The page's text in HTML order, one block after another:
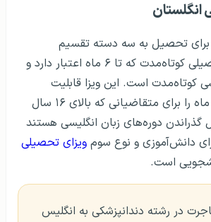
انگلستان
برای تحصیل به سه دسته تقسیم
می‌شوند. ویزای تحصیلی کوتاه‌مدت که تا ۶ ماه اعتبار دارد و
کوتاه‌مدت است. این ویزا قابلیت
افزایش اعتبار تا ۱۱ ماه را برای متقاضیانی که بالای ۱۶ سال
دوره‌های زبان انگلیسی هستند
دانش‌آموزی و نوع سوم ویزای تحصیلی
است.
در رشته دندانپزشکی به انگلیس